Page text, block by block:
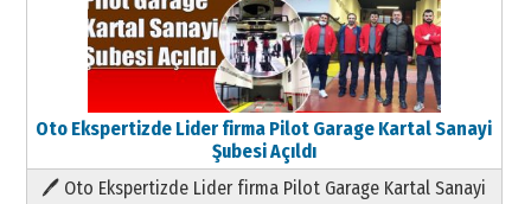
Oto Ekspertizde Lider firma Pilot Garage Kartal Sanayi
Şubesi Açıldı
🖊 Oto Ekspertizde Lider firma Pilot Garage Kartal Sanayi